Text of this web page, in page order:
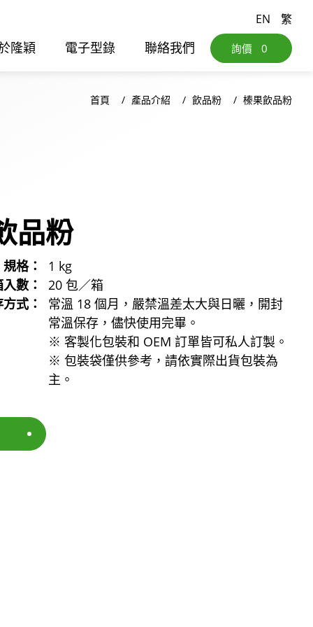
繁
EN
隆穎 電子型錄 聯絡我們 詢價 0
首頁 產品介紹 飲品粉 榛果飲品粉
品粉
規格：
1 kg
數：
20 包／箱
式：
常溫 18 個月，嚴禁溫差太大與日曬，開封
常溫保存，儘快使用完畢。
※ 客製化包裝和 OEM 訂單皆可私人訂製。
※ 包裝袋僅供參考，請依實際出貨包裝為
主。